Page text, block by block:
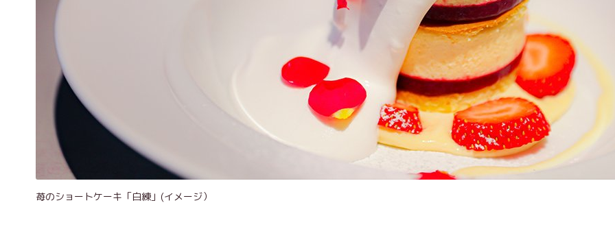
苺のショートケーキ「白練」(イメージ）